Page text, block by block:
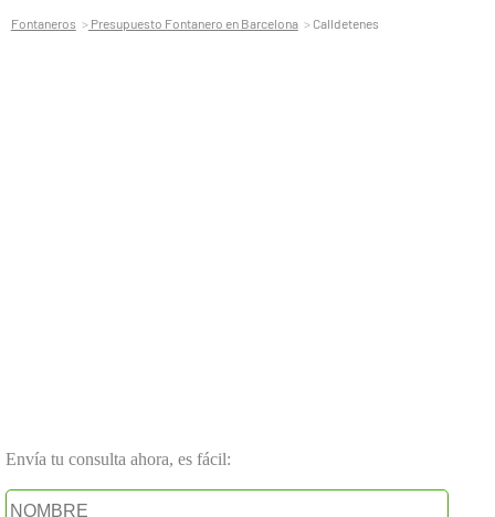
Fontaneros Presupuesto Fontanero en Barcelona Calldetenes
Envía tu consulta ahora, es fácil: